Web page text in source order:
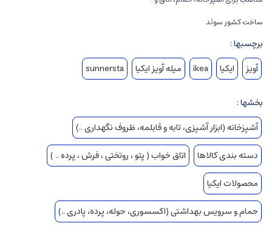
ساخت کشور سوئد
برچسبها :
آویز
ایکیا ikea میله آویز ایکیا sunnersta
بخشها :
آشپزخانه (ابزار آشپزی، تابه و قابلمه، ظروف نگهداری ..)
دسته بندی کالاها
اتاق خواب ( پتو ، روتختی ، فرش ، پرده .. )
محصولات ایکیا
حمام و سرویس بهداشتی (اکسسوری، حوله، پرده، پادری ..)